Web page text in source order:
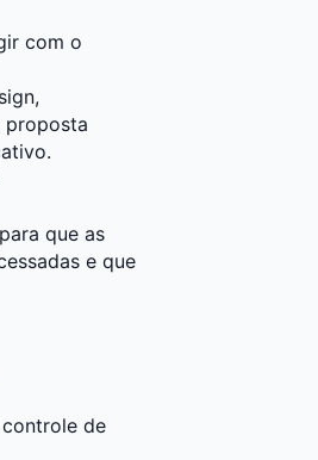
com o
proposta
que as
e que
de